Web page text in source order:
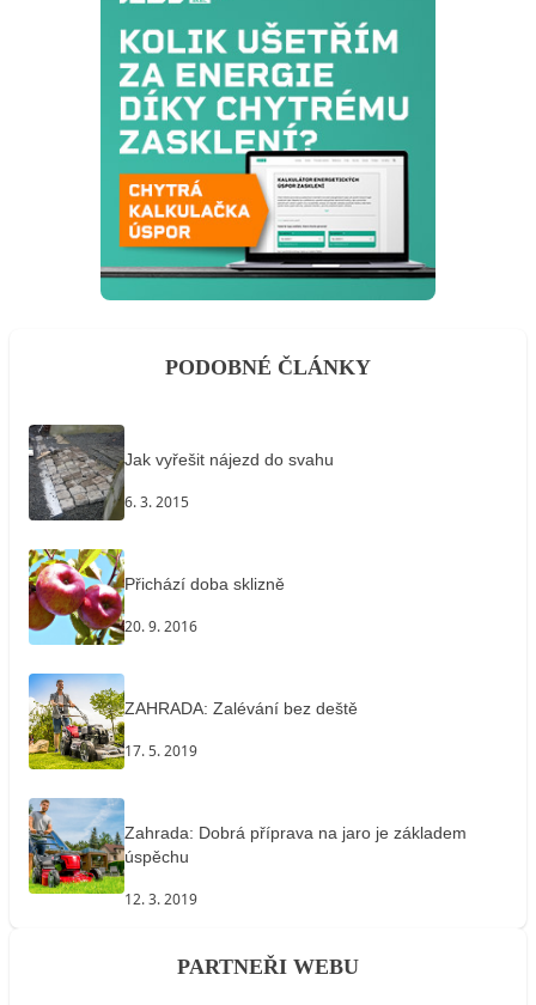
PODOBNÉ ČLÁNKY
Jak vyřešit nájezd do svahu
6. 3. 2015
Přichází doba sklizně
20. 9. 2016
ZAHRADA: Zalévání bez deště
17. 5. 2019
Zahrada: Dobrá příprava na jaro je základem
úspěchu
12. 3. 2019
PARTNEŘI WEBU